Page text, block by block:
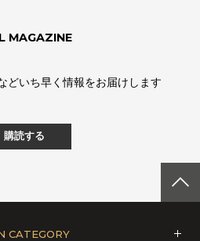
MAGAZINE
どいち早く情報をお届けします
購読する
CATEGORY